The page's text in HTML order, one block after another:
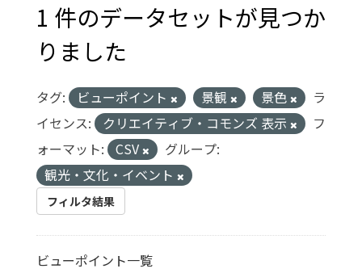
1 件のデータセットが見つか
りました
タグ: ビューポイント 景観 景色
ラ
イセンス:
クリエイティブ・コモンズ 表示
フ
ォーマット:
CSV
グループ:
観光・文化・イベント
フィルタ結果
ビューポイント一覧